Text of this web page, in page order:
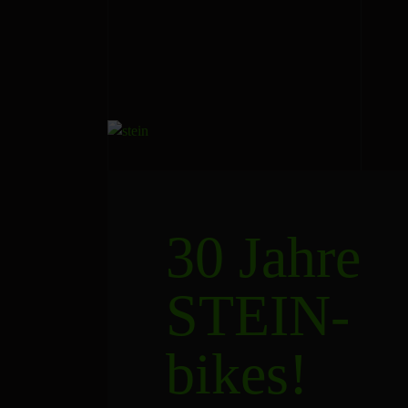
30 Jahre
STEIN-
bikes!